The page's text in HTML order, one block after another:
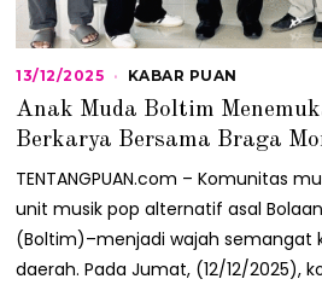
13/12/2025
/
1
/
0
5
KABAR PUAN
Anak Muda Boltim
Berkarya Bersama Braga
TENTANGPUAN.com – Komunitas
unit musik pop alternatif asal
(Boltim)–menjadi wajah semangat
daerah. Pada Jumat, (12/12/2025),